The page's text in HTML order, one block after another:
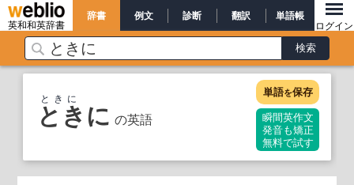
英和和英辞書
辞書 例文 診断 翻訳 単語帳
ログイン
ときに の英語
ときに 単語を保存
瞬間英作文
発音も矯正
無料で試す